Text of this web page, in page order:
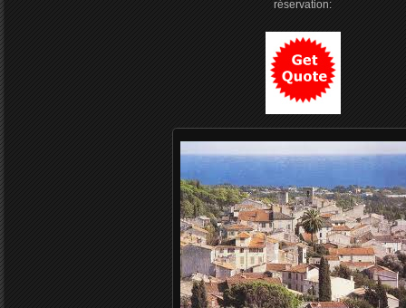
réservation: